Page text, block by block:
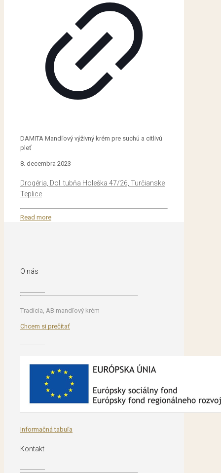
DAMITA Mandľový výživný krém pre suchú a citlivú
pleť
8. decembra 2023
Drogéria, Dol. tubňa Holeška 47/26, Turčianske
Teplice
Read more
O nás
Tradícia, AB mandľový krém
Chcem si prečítať
Informačná tabuľa
Kontakt